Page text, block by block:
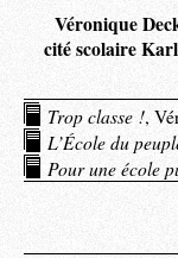
Véronique
cité scolaire
Trop classe !,
L’École du
Pour une école